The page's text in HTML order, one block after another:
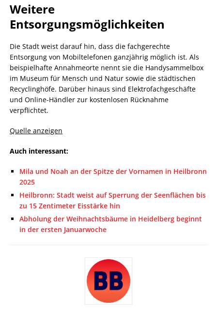
Weitere
Entsorgungsmöglichkeiten
Die Stadt weist darauf hin, dass die fachgerechte
Entsorgung von Mobiltelefonen ganzjährig möglich ist. Als
beispielhafte Annahmeorte nennt sie die Handysammelbox
im Museum für Mensch und Natur sowie die städtischen
Recyclinghöfe. Darüber hinaus sind Elektrofachgeschäfte
und Online-Händler zur kostenlosen Rücknahme
verpflichtet.
Quelle anzeigen
Auch interessant:
Mila und Noah an der Spitze der Vornamen in Heilbronn
2025
Heilbronn: Stadt weist auf Sperrung der Seenflächen bis
zu 15 Zentimeter Eisstärke hin
Abholung der Weihnachtsbäume in Heidelberg beginnt
in der ersten Januarwoche